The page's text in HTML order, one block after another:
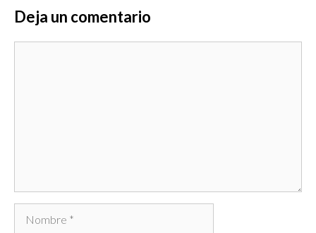
Deja un comentario